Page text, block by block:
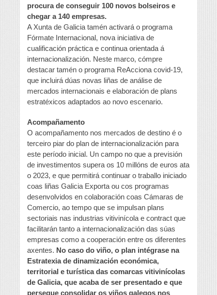
procura de conseguir 100 novos bolseiros e
chegar a 140 empresas.
A Xunta de Galicia tamén activará o programa
Fórmate Internacional, nova iniciativa de
cualificación práctica e continua orientada á
internacionalización. Neste marco, cómpre
destacar tamén o programa ReAcciona covid-19,
que incluirá dúas novas liñas de análise de
mercados internacionais e elaboración de plans
estratéxicos adaptados ao novo escenario.
Acompañamento
O acompañamento nos mercados de destino é o
terceiro piar do plan de internacionalización para
este período inicial. Un campo no que a previsión
de investimentos supera os 10 millóns de euros ata
o 2023, e que permitirá continuar o traballo iniciado
coas liñas Galicia Exporta ou cos programas
desenvolvidos en colaboración coas Cámaras de
Comercio, ao tempo que se impulsan plans
sectoriais nas industrias vitivinícola e contract que
facilitarán tanto a internacionalización das súas
empresas como a cooperación entre os diferentes
axentes. No caso do viño, o plan intégrase na
Estratexia de dinamización económica,
territorial e turística das comarcas vitivinícolas
de Galicia, que acaba de ser presentado e que
persegue consolidar os viños galegos nos